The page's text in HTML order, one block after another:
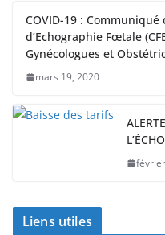
COVID-19 : Communiqué
d’Echographie Fœtale
Gynécologues et
mars 19, 2020
Liens utiles